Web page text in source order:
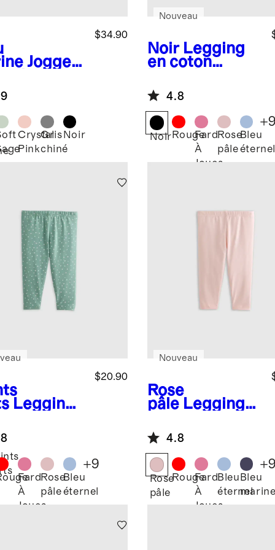
Jogger
$34.90
Crystal
Pink
Gris
chiné
Noir
Noir Legging
en coton
Nouveau
4.8
Noir RougeFard
À
Joues
Rose
pâle
Bleu
éternel
+
Legging
$20.90
Fard
À
Joues
Rose
pâle
Bleu
éternel
+9
Rose
pâle Legging
biologique
Nouveau
4.8
Rose
pâle
RougeFard
À
Joues
Bleu
éternel
Bleu
+